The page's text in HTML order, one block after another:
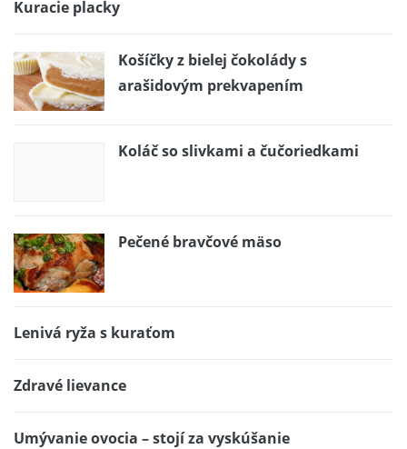
Kuracie placky
Košíčky z bielej čokolády s
arašidovým prekvapením
Koláč so slivkami a čučoriedkami
Pečené bravčové mäso
Lenivá ryža s kuraťom
Zdravé lievance
Umývanie ovocia – stojí za vyskúšanie